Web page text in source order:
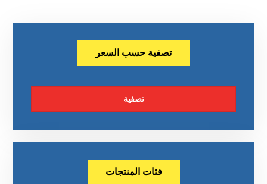
تصفية حسب السعر
تصفية
فئات المنتجات